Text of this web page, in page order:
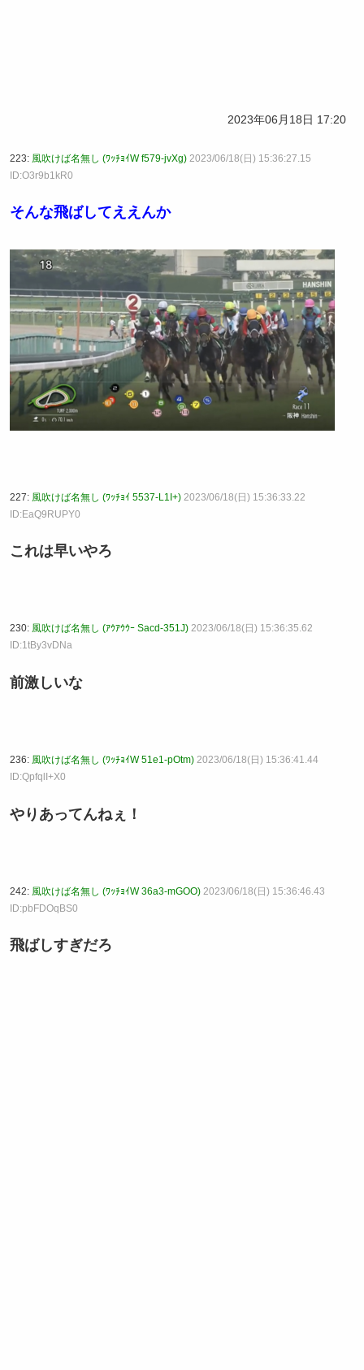
2023年06月18日 17:20
223: 風吹けば名無し (ﾜｯﾁｮｲW f579-jvXg) 2023/06/18(日) 15:36:27.15
ID:O3r9b1kR0
そんな飛ばしてええんか
227: 風吹けば名無し (ﾜｯﾁｮｲ 5537-L1I+) 2023/06/18(日) 15:36:33.22
ID:EaQ9RUPY0
これは早いやろ
230: 風吹けば名無し (ｱｳｱｳｳｰ Sacd-351J) 2023/06/18(日) 15:36:35.62
ID:1tBy3vDNa
前激しいな
236: 風吹けば名無し (ﾜｯﾁｮｲW 51e1-pOtm) 2023/06/18(日) 15:36:41.44
ID:QpfqlI+X0
やりあってんねぇ！
242: 風吹けば名無し (ﾜｯﾁｮｲW 36a3-mGOO) 2023/06/18(日) 15:36:46.43
ID:pbFDOqBS0
飛ばしすぎだろ